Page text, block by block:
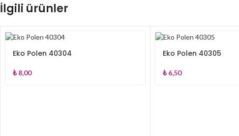
İlgili ürünler
Eko Polen 40304
₺8,00
Eko Polen 40305
₺6,50